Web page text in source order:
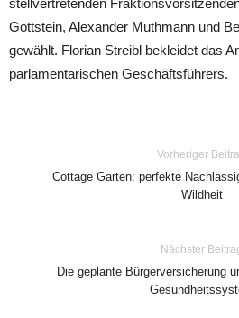
stellvertretenden
Gottstein, Alexander Muthmann und
gewählt. Florian Streibl bekleidet das
parlamentarischen Geschäftsführers.
Vorheriger
Cottage Garten: perfekte
Wildheit
Nächster
Die geplante Bürgerversicherung